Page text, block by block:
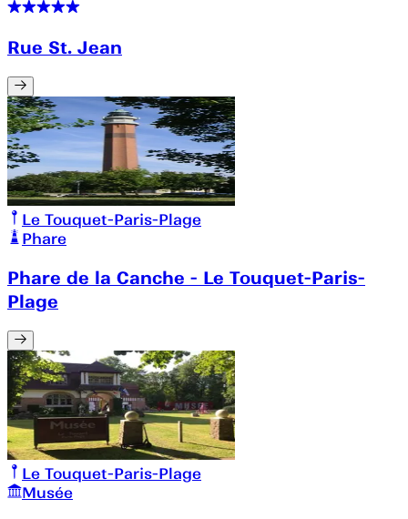
Rue St. Jean
Le Touquet-Paris-Plage
Phare
Phare de la Canche - Le Touquet-Paris-
Plage
Le Touquet-Paris-Plage
Musée